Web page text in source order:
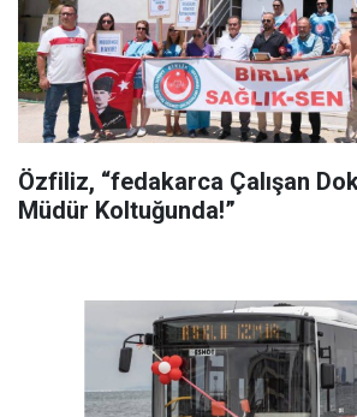
Özfiliz, “fedakarca Çalışan
Müdür Koltuğunda!”